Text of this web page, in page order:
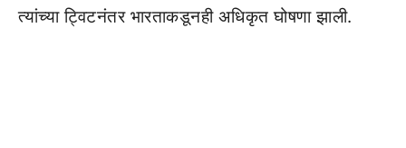
त्यांच्या ट्विटनंतर भारताकडूनही अधिकृत घोषणा झाली.